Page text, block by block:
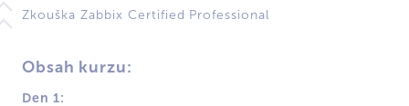
Zkouška Zabbix Certified Professional
Obsah kurzu:
Den 1: